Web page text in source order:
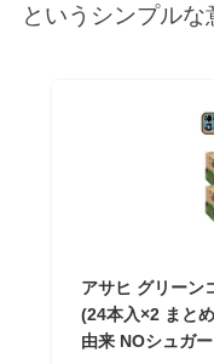
というシンプルな
アサヒ グリーン
(24本入×2 まと
由来 NOシュガ